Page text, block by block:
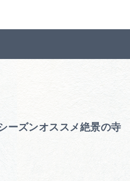
ーズンオススメ絶景の寺